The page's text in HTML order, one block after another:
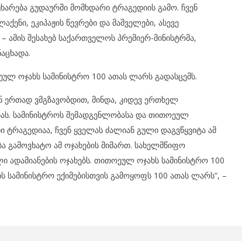
გუდაურში მომხდარი ტრაგედიის გამო. ჩვენ
ეკიპაჟის წევრები და მაშველები, ასევე
შესახებ საქართველოს პრემიერ-მინისტრმა,
ოჯახს სამინისტრო 100 ათას ლარს გადასცემს.
ერთად ვმგზავობდით, მინდა, კიდევ ერთხელ
სამინისტროს შემადგენლობასა და თითოეულ
ჩვენ ყველას ძალიან გული დაგვწყვიტა ამ
გამოვხატო ამ ოჯახების მიმართ. სახელმწიფო
ოჯახებს. თითოეულ ოჯახს სამინისტრო 100
სამინისტრო ექიმებისთვის გამოყოფს 100 ათას ლარს“, –